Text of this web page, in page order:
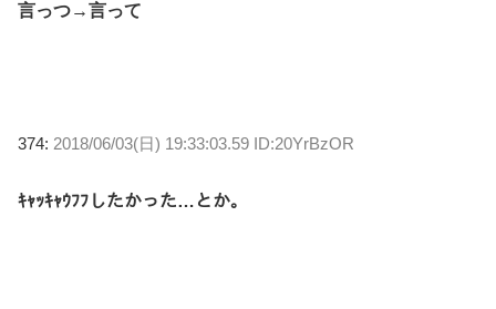
言っつ→言って
374: 2018/06/03(日) 19:33:03.59 ID:20YrBzOR
ｷｬｯｷｬｳﾌﾌしたかった…とか。